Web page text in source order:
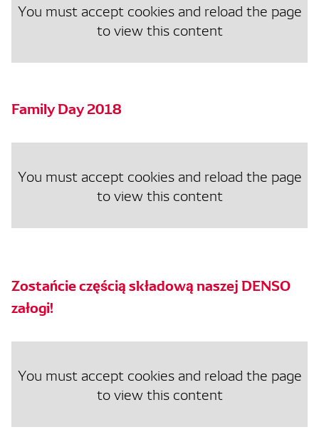
You must accept cookies and reload the page
to view this content
Family Day 2018
You must accept cookies and reload the page
to view this content
Zostańcie częścią składową naszej DENSO
załogi!
You must accept cookies and reload the page
to view this content